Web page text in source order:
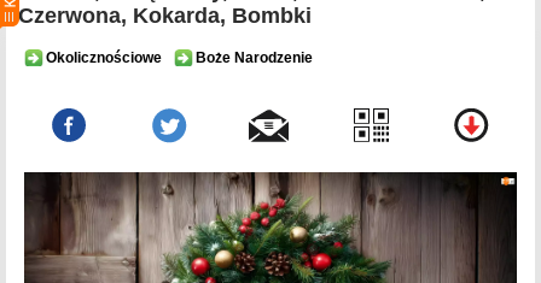
Czerwona, Kokarda, Bombki
Okolicznościowe Boże Narodzenie